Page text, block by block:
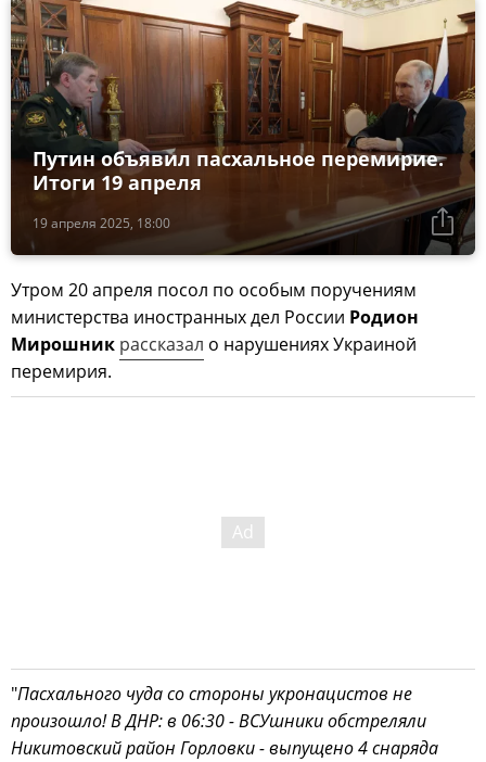
19 апреля 2025, 18:00
Путин объявил пасхальное перемирие.
Итоги 19 апреля
Утром 20 апреля посол по особым поручениям
министерства иностранных дел России Родион
Мирошник рассказал о нарушениях Украиной
перемирия.
"Пасхального чуда со стороны укронацистов не
произошло! В ДНР: в 06:30 - ВСУшники обстреляли
Никитовский район Горловки - выпущено 4 снаряда